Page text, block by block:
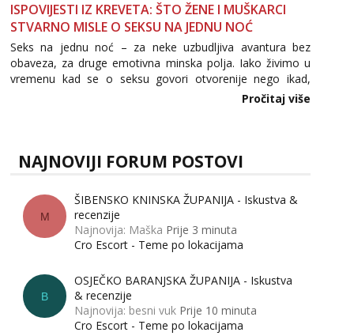
ISPOVIJESTI IZ KREVETA: ŠTO ŽENE I MUŠKARCI
STVARNO MISLE O SEKSU NA JEDNU NOĆ
Seks na jednu noć – za neke uzbudljiva avantura bez
obaveza, za druge emotivna minska polja. Iako živimo u
vremenu kad se o seksu govori otvorenije nego ikad,
tema „jedne noći strasti“ i dalje izaziva burne rasprave. Što
Pročitaj više
NAJNOVIJI FORUM POSTOVI
M
ŠIBENSKO KNINSKA ŽUPANIJA - Iskustva &
recenzije
Najnovija: Maška Prije 3 minuta
Cro Escort - Teme po lokacijama
B
OSJEČKO BARANJSKA ŽUPANIJA - Iskustva
& recenzije
Najnovija: besni vuk Prije 10 minuta
Cro Escort - Teme po lokacijama